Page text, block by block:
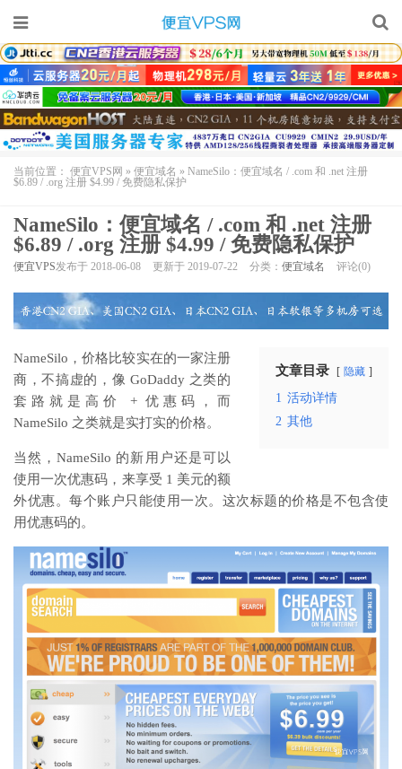
当前位置： 便宜VPS网 » 便宜域名 » NameSilo：便宜域名 / .com 和 .net 注册
$6.89 / .org 注册 $4.99 / 免费隐私保护
NameSilo：便宜域名 / .com 和 .net 注册
$6.89 / .org 注册 $4.99 / 免费隐私保护
便宜VPS发布于 2018-06-08 更新于 2019-07-22 分类： 便宜域名 评论(0)
文章目录 隐藏
1 活动详情
2 其他
NameSilo，价格比较实在的一家注册
商，不搞虚的，像 GoDaddy 之类的
套路就是高价 + 优惠码，而
NameSilo 之类就是实打实的价格。
当然，NameSilo 的新用户还是可以
使用一次优惠码，来享受 1 美元的额
外优惠。每个账户只能使用一次。这次标题的价格是不包含使
用优惠码的。